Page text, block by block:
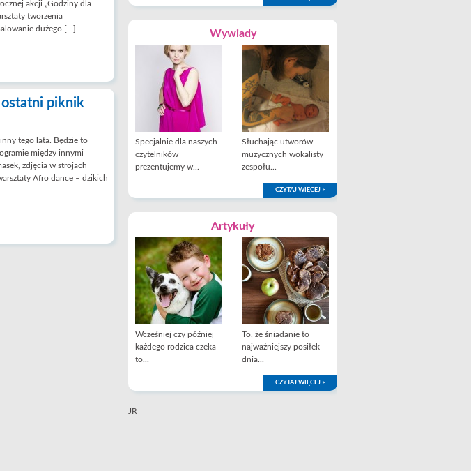
akcji „Godziny dla
tworzenia
dużego […]
piknik
tego lata. Będzie to
między innymi
zdjęcia w strojach
Afro dance – dzikich
Wywiady
Specjalnie dla naszych
czytelników
prezentujemy w...
Słuchając utworów
muzycznych wokalisty
zespołu...
CZYTAJ WIĘCEJ >
Artykuły
Wcześniej czy później
każdego rodzica czeka
to...
To, że śniadanie to
najważniejszy posiłek
dnia...
CZYTAJ WIĘCEJ >
JR